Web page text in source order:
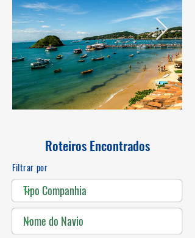
Roteiros Encontrados
Filtrar por